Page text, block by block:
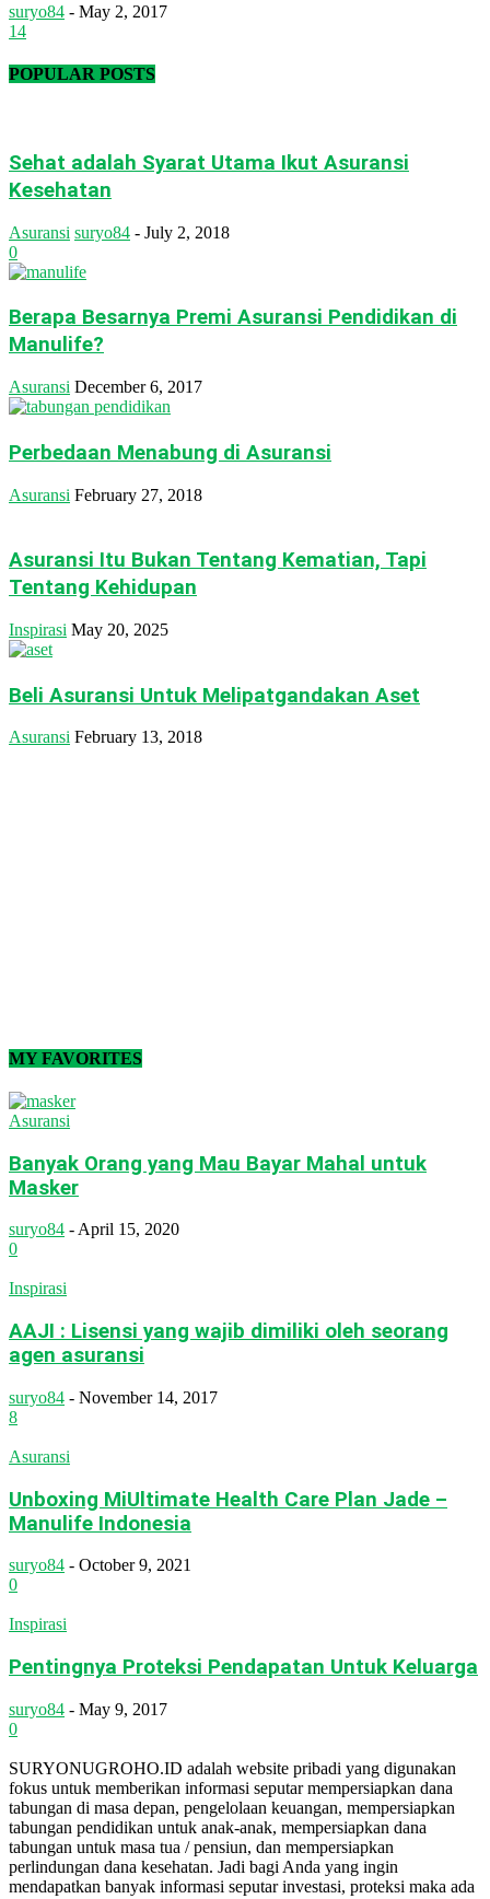
suryo84 - May 2, 2017
14
POPULAR POSTS
Sehat adalah Syarat Utama Ikut Asuransi
Kesehatan
Asuransi suryo84 - July 2, 2018
0
Berapa Besarnya Premi Asuransi Pendidikan di
Manulife?
Asuransi December 6, 2017
Perbedaan Menabung di Asuransi
Asuransi February 27, 2018
Asuransi Itu Bukan Tentang Kematian, Tapi
Tentang Kehidupan
Inspirasi May 20, 2025
Beli Asuransi Untuk Melipatgandakan Aset
Asuransi February 13, 2018
MY FAVORITES
Asuransi
Banyak Orang yang Mau Bayar Mahal untuk
Masker
suryo84 -April 15, 2020
0
Inspirasi
AAJI : Lisensi yang wajib dimiliki oleh seorang
agen asuransi
suryo84 - November 14, 2017
8
Asuransi
Unboxing MiUltimate Health Care Plan Jade –
Manulife Indonesia
suryo84 - October 9, 2021
0
Inspirasi
Pentingnya Proteksi Pendapatan Untuk Keluarga
suryo84 - May 9, 2017
0
SURYONUGROHO.ID adalah website pribadi yang digunakan
fokus untuk memberikan informasi seputar mempersiapkan dana
tabungan di masa depan, pengelolaan keuangan, mempersiapkan
tabungan pendidikan untuk anak-anak, mempersiapkan dana
tabungan untuk masa tua / pensiun, dan mempersiapkan
perlindungan dana kesehatan. Jadi bagi Anda yang ingin
mendapatkan banyak informasi seputar investasi, proteksi maka ada